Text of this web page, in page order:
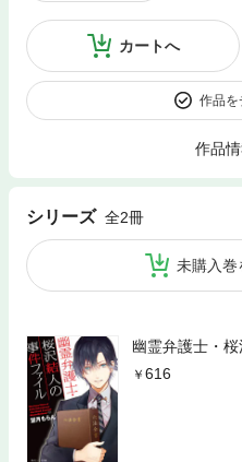
カートへ
作品を
作品
シリーズ 全2冊
未購入巻
幽霊弁護士・
616